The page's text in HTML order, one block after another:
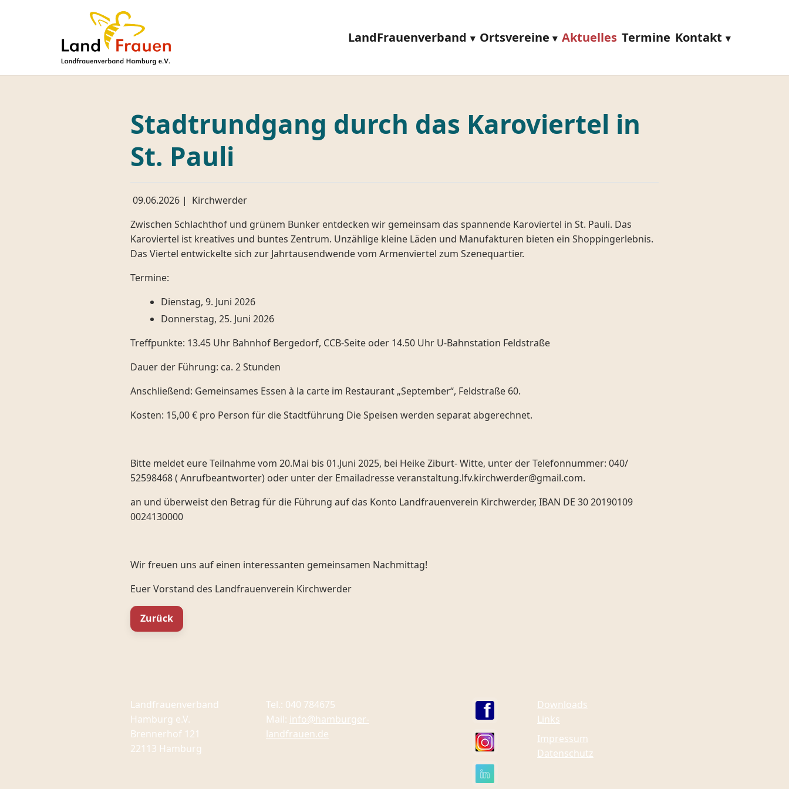
LandFrauenverband Ortsvereine Aktuelles Termine Kontakt
Stadtrundgang durch das Karoviertel in
St. Pauli
09.06.2026 | Kirchwerder
Zwischen Schlachthof und grünem Bunker entdecken wir gemeinsam das spannende Karoviertel in St. Pauli. Das
Karoviertel ist kreatives und buntes Zentrum. Unzählige kleine Läden und Manufakturen bieten ein Shoppingerlebnis.
Das Viertel entwickelte sich zur Jahrtausendwende vom Armenviertel zum Szenequartier.
Termine:
Dienstag, 9. Juni 2026
Donnerstag, 25. Juni 2026
Treffpunkte: 13.45 Uhr Bahnhof Bergedorf, CCB-Seite oder 14.50 Uhr U-Bahnstation Feldstraße
Dauer der Führung: ca. 2 Stunden
Anschließend: Gemeinsames Essen à la carte im Restaurant „September“, Feldstraße 60.
Kosten: 15,00 € pro Person für die Stadtführung Die Speisen werden separat abgerechnet.
Bitte meldet eure Teilnahme vom 20.Mai bis 01.Juni 2025, bei Heike Ziburt- Witte, unter der Telefonnummer: 040/
52598468 ( Anrufbeantworter) oder unter der Emailadresse veranstaltung.lfv.kirchwerder@gmail.com.
an und überweist den Betrag für die Führung auf das Konto Landfrauenverein Kirchwerder, IBAN DE 30 20190109
0024130000
Wir freuen uns auf einen interessanten gemeinsamen Nachmittag!
Euer Vorstand des Landfrauenverein Kirchwerder
Zurück
Landfrauenverband
Hamburg e.V.
Brennerhof 121
22113 Hamburg
Tel.: 040 784675
Mail: info@hamburger-
landfrauen.de
Downloads
Links
Impressum
Datenschutz